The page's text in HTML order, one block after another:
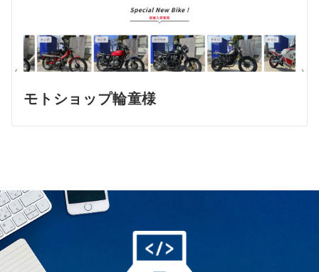
モトショップ輪童様